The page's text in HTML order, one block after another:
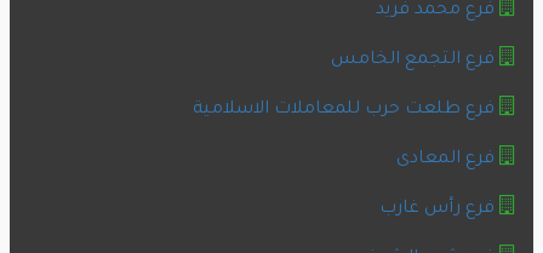
فرع محمد فريد
فرع التجمع الخامس
فرع طلعت حرب للمعاملات الاسلامية
فرع المعادى
فرع رأس غارب